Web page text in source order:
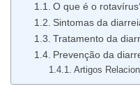
O que é o
Sintomas da
Tratamento da
Prevenção da
Artigos